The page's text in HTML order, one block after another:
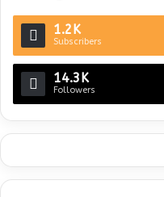
1.2K
Subscribers
14.3K
Followers